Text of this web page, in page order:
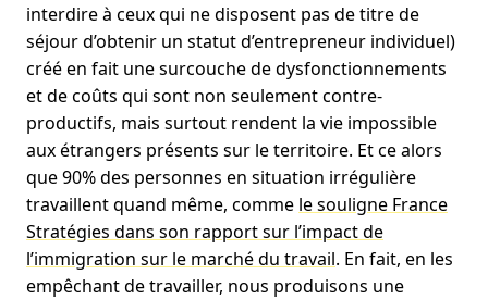
interdire à ceux qui ne disposent pas de titre de
séjour d’obtenir un statut d’entrepreneur individuel)
créé en fait une surcouche de dysfonctionnements
et de coûts qui sont non seulement contre-
productifs, mais surtout rendent la vie impossible
aux étrangers présents sur le territoire. Et ce alors
que 90% des personnes en situation irrégulière
travaillent quand même, comme le souligne France
Stratégies dans son rapport sur l’impact de
l’immigration sur le marché du travail. En fait, en les
empêchant de travailler, nous produisons une